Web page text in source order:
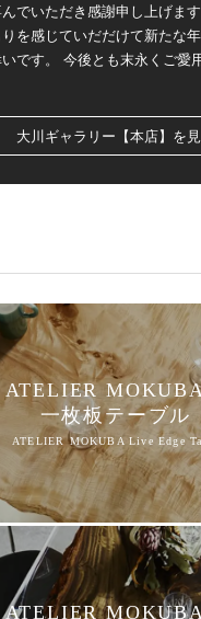
でいただき感謝申し上げま
を感じていだだけて新たな
です。 今後とも末永くご愛
大川ギャラリー【本店】を
ATELIER
一枚板テーブル
ATELIER